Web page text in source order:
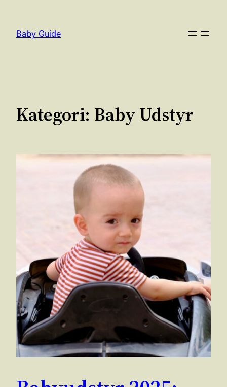
indhold
Baby Guide
Kategori: Baby Udstyr